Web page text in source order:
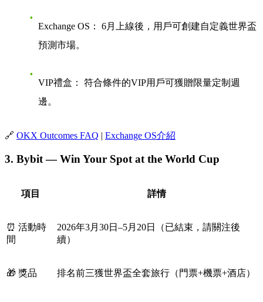
Exchange OS：
6月上線後，用戶可創建自定義世界盃
預測市場。
VIP禮盒：
符合條件的VIP用戶可獲贈限量定制週
邊。
🔗 OKX Outcomes FAQ | Exchange OS介紹
3. Bybit — Win Your Spot at the World Cup
項目 詳情
⏰ 活動時
間
2026年3月30日–5月20日（已結束，請關注後
續）
🎁 獎品 排名前三獲世界盃全套旅行（門票+機票+酒店）